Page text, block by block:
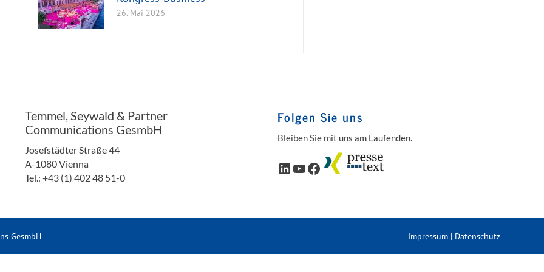
26. Mai 2026
Temmel, Seywald & Partner
Communications GesmbH
Josefstädter Straße 44
A-1080 Vienna
Tel.: +43 (1) 402 48 51-0
Folgen Sie uns
Bleiben Sie mit uns am Laufenden.
LinkedIn
YouTube
Facebook
GesmbH Impressum | Datenschutz